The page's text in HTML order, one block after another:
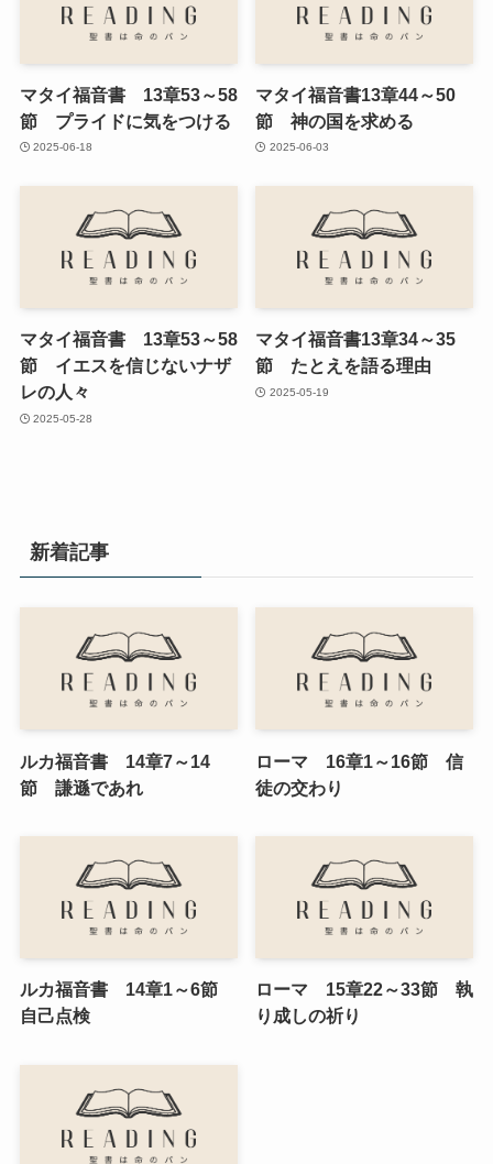
マタイ福音書 13章53～58
節 プライドに気をつける
2025-06-18
マタイ福音書13章44～50
節 神の国を求める
2025-06-03
マタイ福音書 13章53～58
節 イエスを信じないナザ
レの人々
2025-05-28
マタイ福音書13章34～35
節 たとえを語る理由
2025-05-19
新着記事
ルカ福音書 14章7～14
節 謙遜であれ
ローマ 16章1～16節 信
徒の交わり
ルカ福音書 14章1～6節
自己点検
ローマ 15章22～33節 執
り成しの祈り